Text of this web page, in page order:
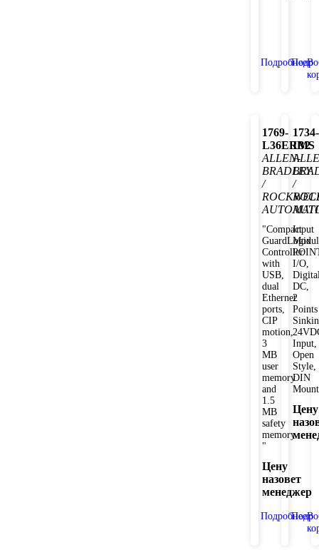
ПодробнееВ
1769-
L36ERMS
ALLEN-
BRADLEY
/
"Compact
GuardLogix
Controller
with
USB,
dual
Ethernet
ports,
CIP
motion,
3
MB
user
memory
and
1.5
MB
safety
memory
"
Цену
назовет
менеджер
ПодробнееВ
1734-
IB2
/
Input
I/O,
DC,
2
Points
Input,
Open
Style,
DIN
Цену